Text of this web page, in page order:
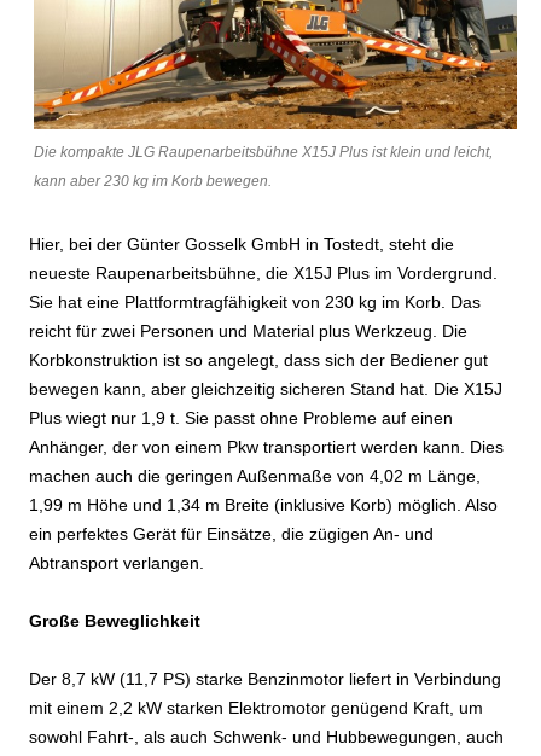
Die kompakte JLG Raupenarbeitsbühne X15J Plus ist klein und leicht,
kann aber 230 kg im Korb bewegen.
Hier, bei der Günter Gosselk GmbH in Tostedt, steht die
neueste Raupenarbeitsbühne, die X15J Plus im Vordergrund.
Sie hat eine Plattformtragfähigkeit von 230 kg im Korb. Das
reicht für zwei Personen und Material plus Werkzeug. Die
Korbkonstruktion ist so angelegt, dass sich der Bediener gut
bewegen kann, aber gleichzeitig sicheren Stand hat. Die X15J
Plus wiegt nur 1,9 t. Sie passt ohne Probleme auf einen
Anhänger, der von einem Pkw transportiert werden kann. Dies
machen auch die geringen Außenmaße von 4,02 m Länge,
1,99 m Höhe und 1,34 m Breite (inklusive Korb) möglich. Also
ein perfektes Gerät für Einsätze, die zügigen An- und
Abtransport verlangen.
Große Beweglichkeit
Der 8,7 kW (11,7 PS) starke Benzinmotor liefert in Verbindung
mit einem 2,2 kW starken Elektromotor genügend Kraft, um
sowohl Fahrt-, als auch Schwenk- und Hubbewegungen, auch